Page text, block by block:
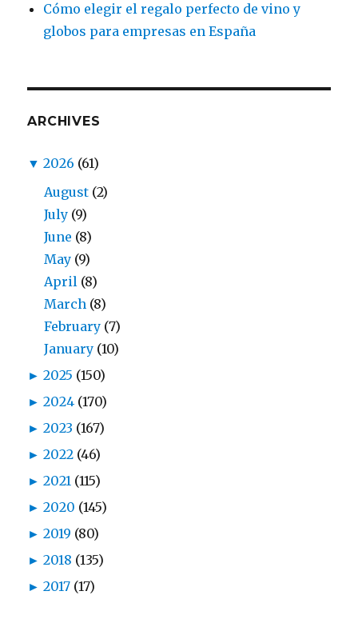
Cómo elegir el regalo perfecto de vino y
globos para empresas en España
ARCHIVES
▼ 2026 (61)
August (2)
July (9)
June (8)
May (9)
April (8)
March (8)
February (7)
January (10)
► 2025 (150)
► 2024 (170)
► 2023 (167)
► 2022 (46)
► 2021 (115)
► 2020 (145)
► 2019 (80)
► 2018 (135)
► 2017 (17)